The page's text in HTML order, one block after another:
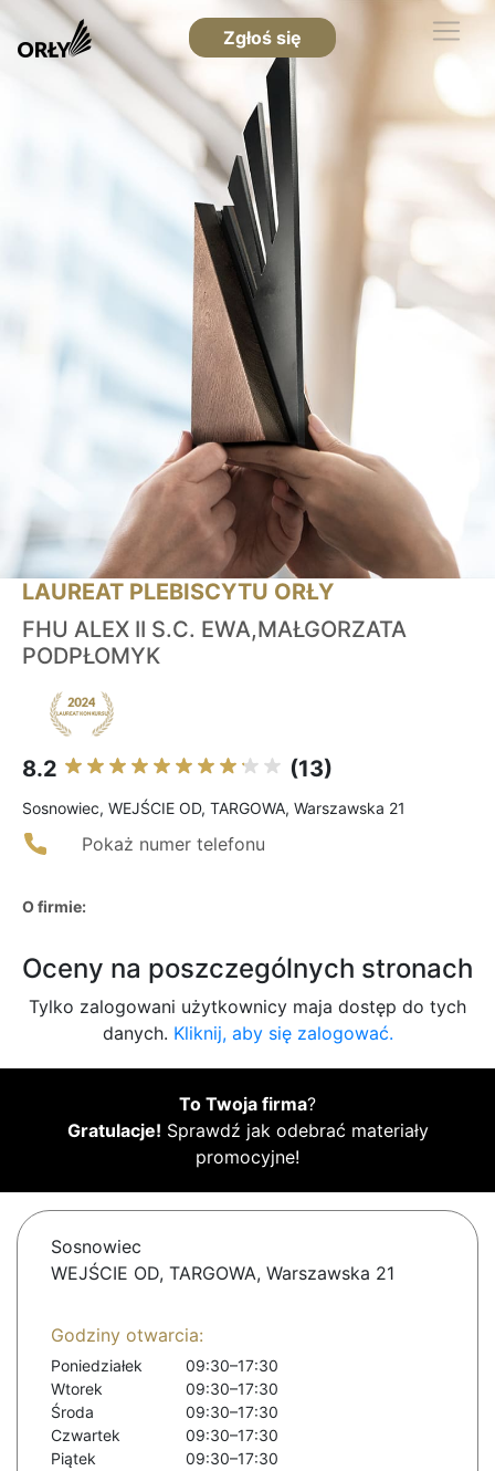
Zgłoś się
LAUREAT PLEBISCYTU ORŁY
FHU ALEX II S.C. EWA,MAŁGORZATA
PODPŁOMYK
8.2 (13)
Sosnowiec, WEJŚCIE OD, TARGOWA, Warszawska 21
Pokaż numer telefonu
O firmie:
Oceny na poszczególnych stronach
Tylko zalogowani użytkownicy maja dostęp do tych
danych. Kliknij, aby się zalogować.
To Twoja firma?
Gratulacje! Sprawdź jak odebrać materiały
promocyjne!
Sosnowiec
WEJŚCIE OD, TARGOWA, Warszawska 21
Godziny otwarcia:
Poniedziałek
09:30–17:30
Wtorek
09:30–17:30
Środa
09:30–17:30
Czwartek
09:30–17:30
Piątek
09:30–17:30